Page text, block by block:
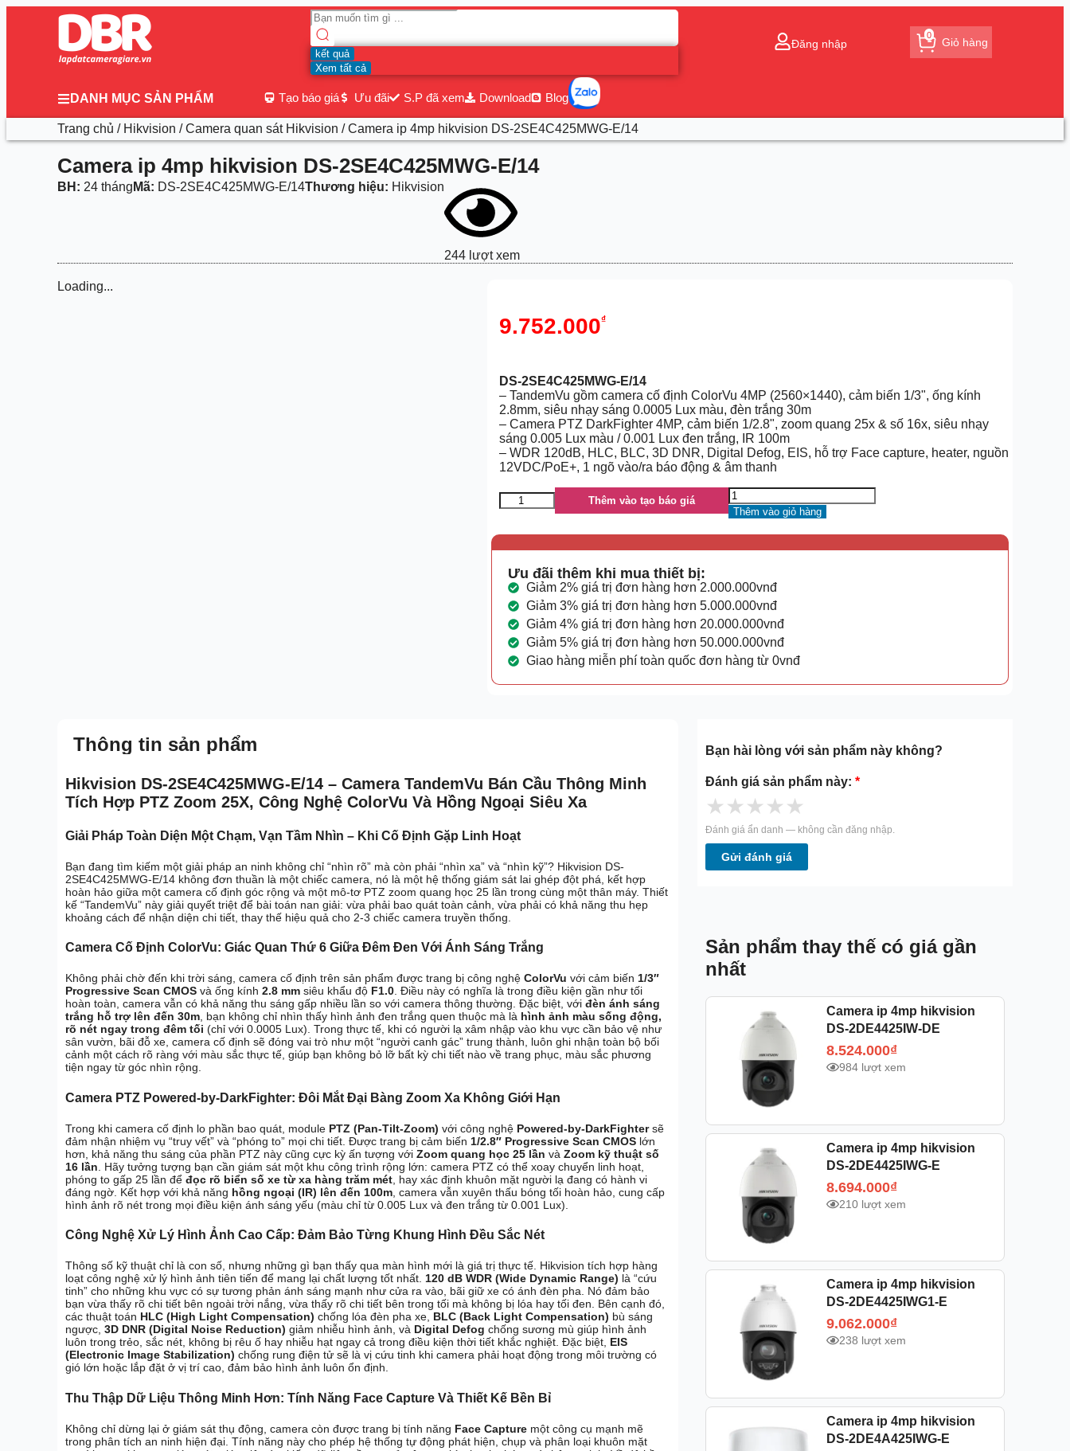
kết quả
Xem tất cả
Đăng nhập Giỏ hàng
0
DANH MỤC SẢN PHẨM Tạo báo giá Ưu đãi S.P đã xem Download Blog
Trang chủ / Hikvision /Camera quan sát Hikvision / Camera ip 4mp hikvision DS-2SE4C425MWG-E/14
Camera ip 4mp hikvision DS-2SE4C425MWG-E/14
BH: 24 tháng Mã: DS-2SE4C425MWG-E/14Thương hiệu: Hikvision
244 lượt xem
Loading...
9.752.000₫
DS-2SE4C425MWG-E/14
– TandemVu gồm camera cố định ColorVu 4MP (2560×1440), cảm biến 1/3", ống kính
2.8mm, siêu nhạy sáng 0.0005 Lux màu, đèn trắng 30m
– Camera PTZ DarkFighter 4MP, cảm biến 1/2.8", zoom quang 25x & số 16x, siêu nhạy
sáng 0.005 Lux màu / 0.001 Lux đen trắng, IR 100m
– WDR 120dB, HLC, BLC, 3D DNR, Digital Defog, EIS, hỗ trợ Face capture, heater, nguồn
12VDC/PoE+, 1 ngõ vào/ra báo động & âm thanh
Thêm vào tạo báo giá
Thêm vào giỏ hàng
Ưu đãi thêm khi mua thiết bị:
Giảm 2% giá trị đơn hàng hơn 2.000.000vnđ
Giảm 3% giá trị đơn hàng hơn 5.000.000vnđ
Giảm 4% giá trị đơn hàng hơn 20.000.000vnđ
Giảm 5% giá trị đơn hàng hơn 50.000.000vnđ
Giao hàng miễn phí toàn quốc đơn hàng từ 0vnđ
Thông tin sản phẩm
Hikvision DS-2SE4C425MWG-E/14 – Camera TandemVu Bán Cầu Thông Minh
Tích Hợp PTZ Zoom 25X, Công Nghệ ColorVu Và Hồng Ngoại Siêu Xa
Giải Pháp Toàn Diện Một Chạm, Vạn Tầm Nhìn – Khi Cố Định Gặp Linh Hoạt
Bạn đang tìm kiếm một giải pháp an ninh không chỉ “nhìn rõ” mà còn phải “nhìn xa” và “nhìn kỹ”? Hikvision DS-
2SE4C425MWG-E/14 không đơn thuần là một chiếc camera, nó là một hệ thống giám sát lai ghép đột phá, kết hợp
hoàn hảo giữa một camera cố định góc rộng và một mô-tơ PTZ zoom quang học 25 lần trong cùng một thân máy. Thiết
kế “TandemVu” này giải quyết triệt để bài toán nan giải: vừa phải bao quát toàn cảnh, vừa phải có khả năng thu hẹp
khoảng cách để nhận diện chi tiết, thay thế hiệu quả cho 2-3 chiếc camera truyền thống.
Camera Cố Định ColorVu: Giác Quan Thứ 6 Giữa Đêm Đen Với Ánh Sáng Trắng
Không phải chờ đến khi trời sáng, camera cố định trên sản phẩm được trang bị công nghệ ColorVu với cảm biến 1/3″
Progressive Scan CMOS và ống kính 2.8 mm siêu khẩu độ F1.0. Điều này có nghĩa là trong điều kiện gần như tối
hoàn toàn, camera vẫn có khả năng thu sáng gấp nhiều lần so với camera thông thường. Đặc biệt, với đèn ánh sáng
trắng hỗ trợ lên đến 30m, bạn không chỉ nhìn thấy hình ảnh đen trắng quen thuộc mà là hình ảnh màu sống động,
rõ nét ngay trong đêm tối (chỉ với 0.0005 Lux). Trong thực tế, khi có người lạ xâm nhập vào khu vực cần bảo vệ như
sân vườn, bãi đỗ xe, camera cố định sẽ đóng vai trò như một “người canh gác” trung thành, luôn ghi nhận toàn bộ bối
cảnh một cách rõ ràng với màu sắc thực tế, giúp bạn không bỏ lỡ bất kỳ chi tiết nào về trang phục, màu sắc phương
tiện ngay từ góc nhìn rộng.
Camera PTZ Powered-by-DarkFighter: Đôi Mắt Đại Bàng Zoom Xa Không Giới Hạn
Trong khi camera cố định lo phần bao quát, module PTZ (Pan-Tilt-Zoom) với công nghệ Powered-by-DarkFightersẽ
đảm nhận nhiệm vụ “truy vết” và “phóng to” mọi chi tiết. Được trang bị cảm biến 1/2.8″ Progressive Scan CMOS lớn
hơn, khả năng thu sáng của phần PTZ này cũng cực kỳ ấn tượng với Zoom quang học 25 lần và Zoom kỹ thuật số
16 lần . Hãy tưởng tượng bạn cần giám sát một khu công trình rộng lớn: camera PTZ có thể xoay chuyển linh hoạt,
phóng to gấp 25 lần để đọc rõ biển số xe từ xa hàng trăm mét , hay xác định khuôn mặt người lạ đang có hành vi
đáng ngờ. Kết hợp với khả năng hồng ngoại (IR) lên đến 100m , camera vẫn xuyên thấu bóng tối hoàn hảo, cung cấp
hình ảnh rõ nét trong mọi điều kiện ánh sáng yếu (màu chỉ từ 0.005 Lux và đen trắng từ 0.001 Lux).
Công Nghệ Xử Lý Hình Ảnh Cao Cấp: Đảm Bảo Từng Khung Hình Đều Sắc Nét
Thông số kỹ thuật chỉ là con số, nhưng những gì bạn thấy qua màn hình mới là giá trị thực tế. Hikvision tích hợp hàng
loạt công nghệ xử lý hình ảnh tiên tiến để mang lại chất lượng tốt nhất. 120 dB WDR (Wide Dynamic Range) là “cứu
tinh” cho những khu vực có sự tương phản ánh sáng mạnh như cửa ra vào, bãi giữ xe có ánh đèn pha. Nó đảm bảo
bạn vừa thấy rõ chi tiết bên ngoài trời nắng, vừa thấy rõ chi tiết bên trong tối mà không bị lóa hay tối đen. Bên cạnh đó,
các thuật toán HLC (High Light Compensation) chống lóa đèn pha xe, BLC (Back Light Compensation) bù sáng
ngược, 3D DNR (Digital Noise Reduction) giảm nhiễu hình ảnh, và Digital Defog chống sương mù giúp hình ảnh
luôn trong trẻo, sắc nét, không bị rêu ố hay nhiễu hạt ngay cả trong điều kiện thời tiết khắc nghiệt. Đặc biệt, EIS
(Electronic Image Stabilization) chống rung điện tử sẽ là vị cứu tinh khi camera phải hoạt động trong môi trường có
gió lớn hoặc lắp đặt ở vị trí cao, đảm bảo hình ảnh luôn ổn định.
Thu Thập Dữ Liệu Thông Minh Hơn: Tính Năng Face Capture Và Thiết Kế Bền Bỉ
Không chỉ dừng lại ở giám sát thụ động, camera còn được trang bị tính năng Face Capture một công cụ mạnh mẽ
trong phân tích an ninh hiện đại. Tính năng này cho phép hệ thống tự động phát hiện, chụp và phân loại khuôn mặt
Bạn hài lòng với sản phẩm này không?
Đánh giá sản phẩm này: *
★★★★★
Đánh giá ẩn danh — không cần đăng nhập.
Gửi đánh giá
Sản phẩm thay thế có giá gần
nhất
Camera ip 4mp hikvision
DS-2DE4425IW-DE
8.524.000₫
984 lượt xem
Camera ip 4mp hikvision
DS-2DE4425IWG-E
8.694.000₫
210 lượt xem
Camera ip 4mp hikvision
DS-2DE4425IWG1-E
9.062.000₫
238 lượt xem
Camera ip 4mp hikvision
DS-2DE4A425IWG-E